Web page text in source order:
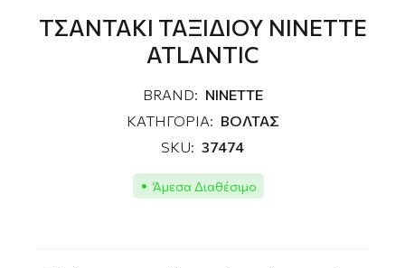
ΤΣΑΝΤΑΚΙ ΤΑΞΙΔΙΟΥ NINETTE
ATLANTIC
BRAND: NINETTE
ΚΑΤΗΓΟΡΙΑ: ΒΟΛΤΑΣ
SKU: 37474
Άμεσα Διαθέσιμο